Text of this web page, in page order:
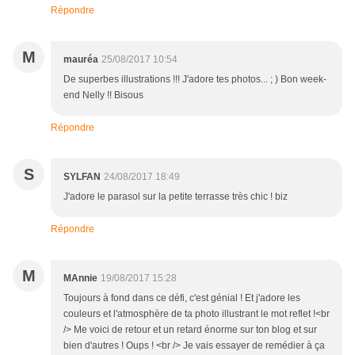
Répondre
M mauréa 25/08/2017 10:54
De superbes illustrations !!! J'adore tes photos... ; ) Bon week-
end Nelly !! Bisous
Répondre
S SYLFAN 24/08/2017 18:49
J'adore le parasol sur la petite terrasse très chic ! biz
Répondre
M MAnnie 19/08/2017 15:28
Toujours à fond dans ce défi, c'est génial ! Et j'adore les
couleurs et l'atmosphère de ta photo illustrant le mot reflet !<br
/> Me voici de retour et un retard énorme sur ton blog et sur
bien d'autres ! Oups ! <br /> Je vais essayer de remédier à ça